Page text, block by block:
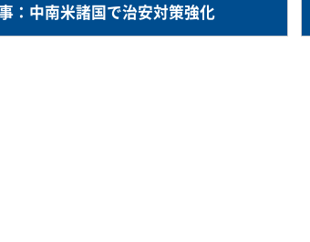
：中南米諸国で治安対策強化